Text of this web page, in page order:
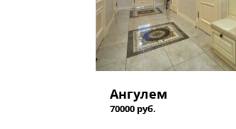
Ангулем
70000 руб.